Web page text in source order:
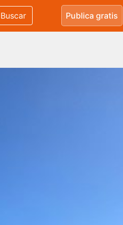
Buscar Publica gratis